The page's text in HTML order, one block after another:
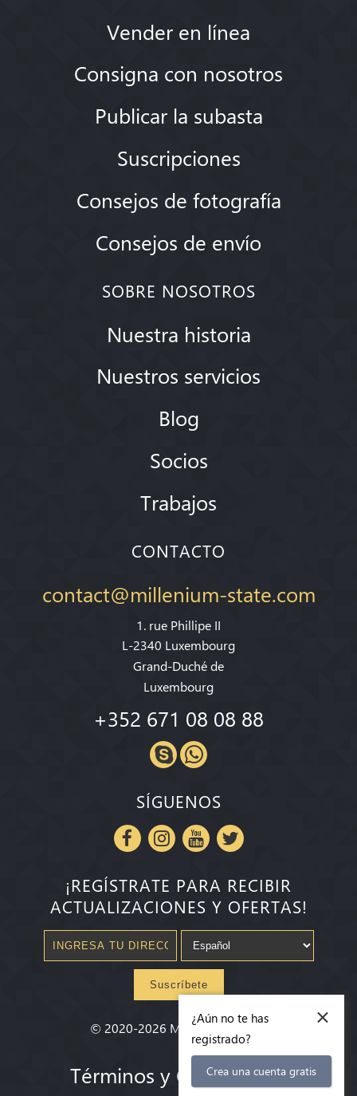
Vender en línea
Consigna con nosotros
Publicar la subasta
Suscripciones
Consejos de fotografía
Consejos de envío
SOBRE NOSOTROS
Nuestra historia
Nuestros servicios
Blog
Socios
Trabajos
CONTACTO
contact@millenium-state.com
1. rue Phillipe II
L-2340 Luxembourg
Grand-Duché de
Luxembourg
+352 671 08 08 88
SÍGUENOS
¡REGÍSTRATE PARA RECIBIR
ACTUALIZACIONES Y OFERTAS!
Suscríbete
© 2020-2026 Millenium State®
Términos y Condiciones
×
¿Aún no te has
registrado?
Crea una cuenta gratis